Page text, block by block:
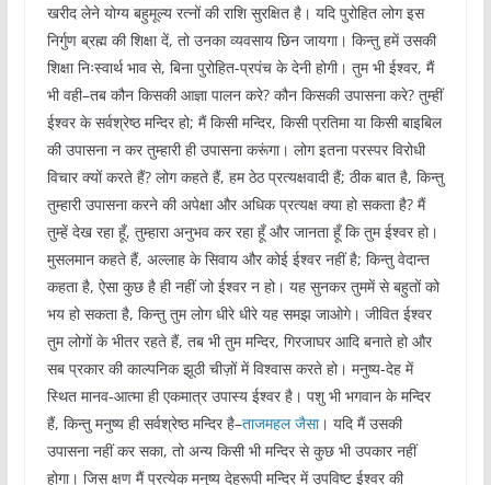
खरीद लेने योग्य बहुमूल्य रत्नों की राशि सुरक्षित है। यदि पुरोहित लोग इस
निर्गुण ब्रह्म की शिक्षा दें, तो उनका व्यवसाय छिन जायगा। किन्तु हमें उसकी
शिक्षा निःस्वार्थ भाव से, बिना पुरोहित-प्रपंच के देनी होगी। तुम भी ईश्वर, मैं
भी वही–तब कौन किसकी आज्ञा पालन करे? कौन किसकी उपासना करे? तुम्हीं
ईश्वर के सर्वश्रेष्ठ मन्दिर हो; मैं किसी मन्दिर, किसी प्रतिमा या किसी बाइबिल
की उपासना न कर तुम्हारी ही उपासना करूंगा। लोग इतना परस्पर विरोधी
विचार क्यों करते हैं? लोग कहते हैं, हम ठेठ प्रत्यक्षवादी हैं; ठीक बात है, किन्तु
तुम्हारी उपासना करने की अपेक्षा और अधिक प्रत्यक्ष क्या हो सकता है? मैं
तुम्हें देख रहा हूँ, तुम्हारा अनुभव कर रहा हूँ और जानता हूँ कि तुम ईश्वर हो।
मुसलमान कहते हैं, अल्लाह के सिवाय और कोई ईश्वर नहीं है; किन्तु वेदान्त
कहता है, ऐसा कुछ है ही नहीं जो ईश्वर न हो। यह सुनकर तुममें से बहुतों को
भय हो सकता है, किन्तु तुम लोग धीरे धीरे यह समझ जाओगे। जीवित ईश्वर
तुम लोगों के भीतर रहते हैं, तब भी तुम मन्दिर, गिरजाघर आदि बनाते हो और
सब प्रकार की काल्पनिक झूठी चीज़ों में विश्वास करते हो। मनुष्य-देह में
स्थित मानव-आत्मा ही एकमात्र उपास्य ईश्वर है। पशु भी भगवान के मन्दिर
हैं, किन्तु मनुष्य ही सर्वश्रेष्ठ मन्दिर है–ताजमहल जैसा। यदि मैं उसकी
उपासना नहीं कर सका, तो अन्य किसी भी मन्दिर से कुछ भी उपकार नहीं
होगा। जिस क्षण मैं प्रत्येक मनुष्य देहरूपी मन्दिर में उपविष्ट ईश्वर की